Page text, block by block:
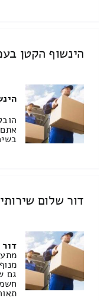
הינשוף הקטן
דור שלום
גם